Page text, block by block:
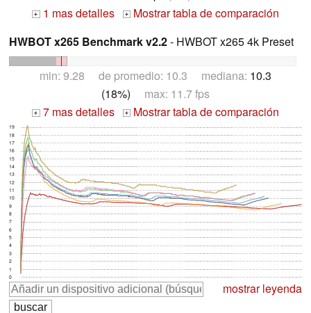
+ 1 mas detalles +
Mostrar tabla de comparación
HWBOT x265 Benchmark v2.2- HWBOT x265 4k Preset
min: 9.28 de promedio: 10.3 mediana: 10.3
(18%) max: 11.7 fps
+ 7 mas detalles + Mostrar tabla de comparación
0
1
2
3
4
5
6
7
8
9
10
11
12
13
14
15
16
17
18
19
mostrar leyenda